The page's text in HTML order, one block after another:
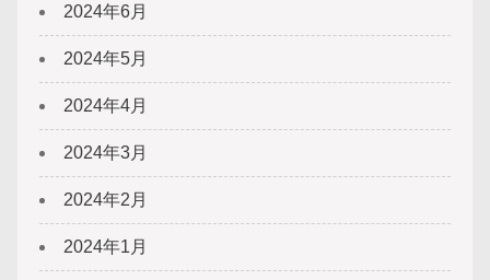
2024年6月
2024年5月
2024年4月
2024年3月
2024年2月
2024年1月